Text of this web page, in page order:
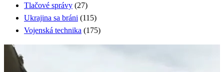
Tlačové správy (27)
Ukrajina sa bráni (115)
Vojenská technika (175)